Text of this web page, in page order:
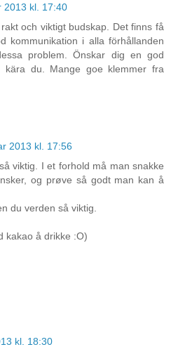
2013 kl. 17:40
och viktigt budskap. Det finns få
kommunikation i alla förhållanden
problem. Önskar dig en god
kära du. Mange goe klemmer fra
2013 kl. 17:56
viktig. I et forhold må man snakke
og prøve så godt man kan å
du verden så viktig.
kakao å drikke :O)
kl. 18:30